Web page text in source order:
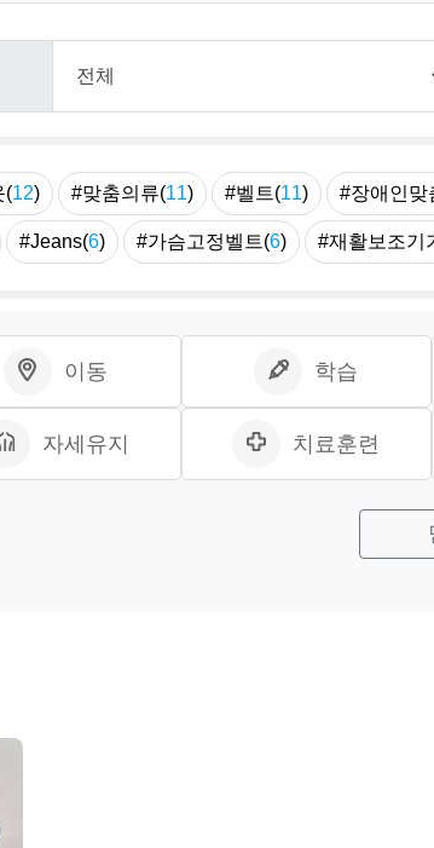
(12) #맞춤의류(11) #벨트(11) #장애인맞
#Jeans(6) #가슴고정벨트(6) #재활보조기
이동 학습
자세유지 치료훈련